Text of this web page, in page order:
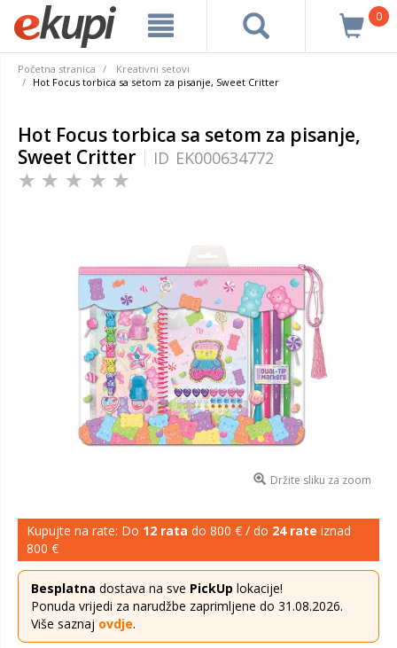
0
Početna stranica
Kreativni setovi
Hot Focus torbica sa setom za pisanje, Sweet Critter
Hot Focus torbica sa setom za pisanje,
Sweet Critter
ID EK000634772
Držite sliku za zoom
Kupujte na rate: Do 12 rata do 800 € / do 24 rate iznad
800 €
Besplatna dostava na sve PickUp lokacije!
Ponuda vrijedi za narudžbe zaprimljene do 31.08.2026.
Više saznaj ovdje.